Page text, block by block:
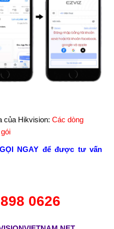
của Hikvision: Các dòng
NGAY để được tư vấn
0626